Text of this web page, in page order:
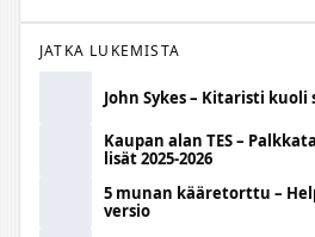
JATKA LUKEMISTA
John Sykes – Kitaristi kuoli
Kaupan alan TES –
lisät 2025-2026
5 munan kääretorttu –
versio